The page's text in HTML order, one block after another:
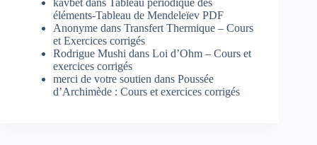
éléments-Tableau de Mendeleïev PDF
Anonyme dans Transfert Thermique – Cours
et Exercices corrigés
Rodrigue Mushi dans Loi d’Ohm – Cours et
exercices corrigés
merci de votre soutien dans Poussée
d’Archimède : Cours et exercices corrigés